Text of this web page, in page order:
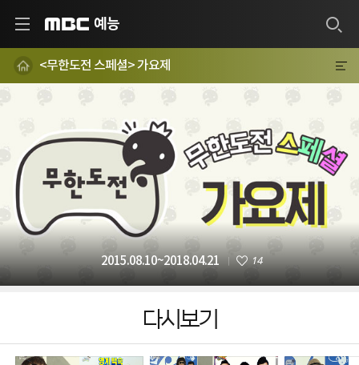
예능
<무한도전 스페셜> 가요제
2015.08.10~2018.04.21 14
다시보기